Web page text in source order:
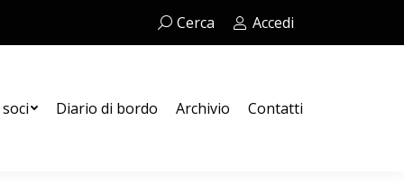
Cerca:Cerca Accedi
Diario di bordo Archivio Contatti
Contatti